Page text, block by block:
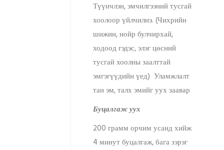
Түүнчлэн, эмчилгээний тусгай
хоолоор үйлчилнэ. (Чихрийн
шижин, нойр булчирхай,
ходоод гэдэс, элэг цөсний
тусгай хоолны заалттай
эмгэгүүдийн үед) Уламжлалт
тан эм, талх эмийг уух заавар
Буцалгаж уух
200 грамм орчим усанд хийж
4 минут буцалгаж, бага зэрэг